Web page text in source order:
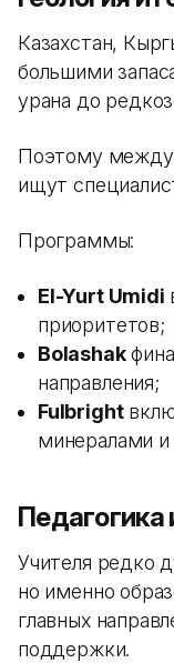
Казахстан,
большими
урана до
Поэтому
ищут
Программы:
El-Yurt Umidi
приоритетов;
Bolashak
направления;
Fulbright
минералами и
Педагогика
Учителя редко
но именно
главных
поддержки.